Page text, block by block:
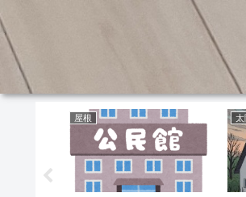
屋根 太